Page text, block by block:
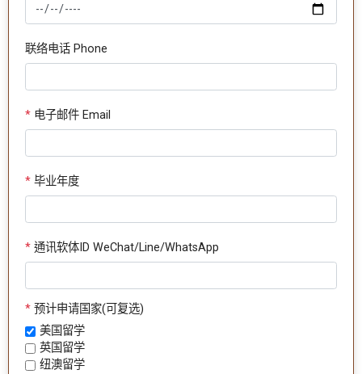
联络电话 Phone
* 电子邮件 Email
* 毕业年度
* 通讯软体ID WeChat/Line/WhatsApp
* 预计申请国家(可复选)
美国留学
英国留学
纽澳留学